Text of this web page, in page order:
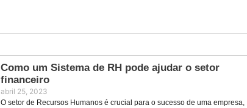
Como um Sistema de RH pode ajudar o setor
financeiro
abril 25, 2023
O setor de Recursos Humanos é crucial para o sucesso de uma empresa,